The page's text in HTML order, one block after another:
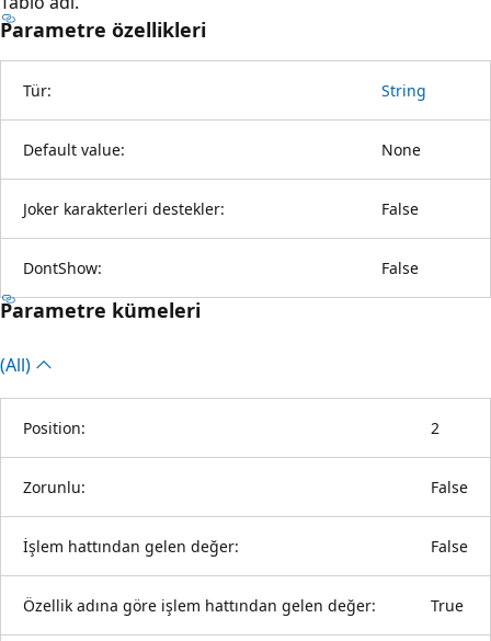
Parametre özellikleri
Tür: String
Default value: None
Joker karakterleri destekler: False
DontShow: False
Parametre kümeleri
(All)
Position: 2
Zorunlu: False
İşlem hattından gelen değer: False
Özellik adına göre işlem hattından gelen değer: True